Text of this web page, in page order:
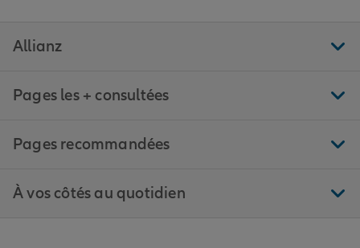
Allianz
Pages les + consultées
Pages recommandées
À vos côtés au quotidien